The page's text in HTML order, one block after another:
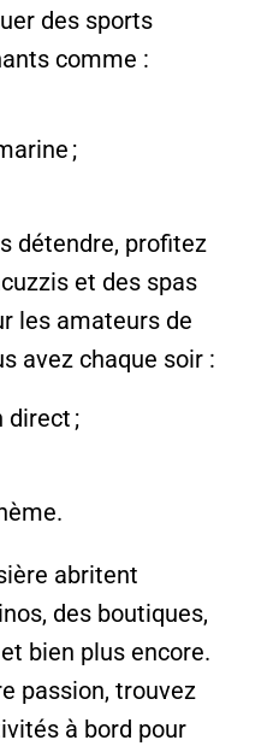
des sports
comme :
;
détendre, profitez
et des spas
les amateurs de
avez chaque soir :
direct ;
abritent
des boutiques,
bien plus encore.
passion, trouvez
à bord pour